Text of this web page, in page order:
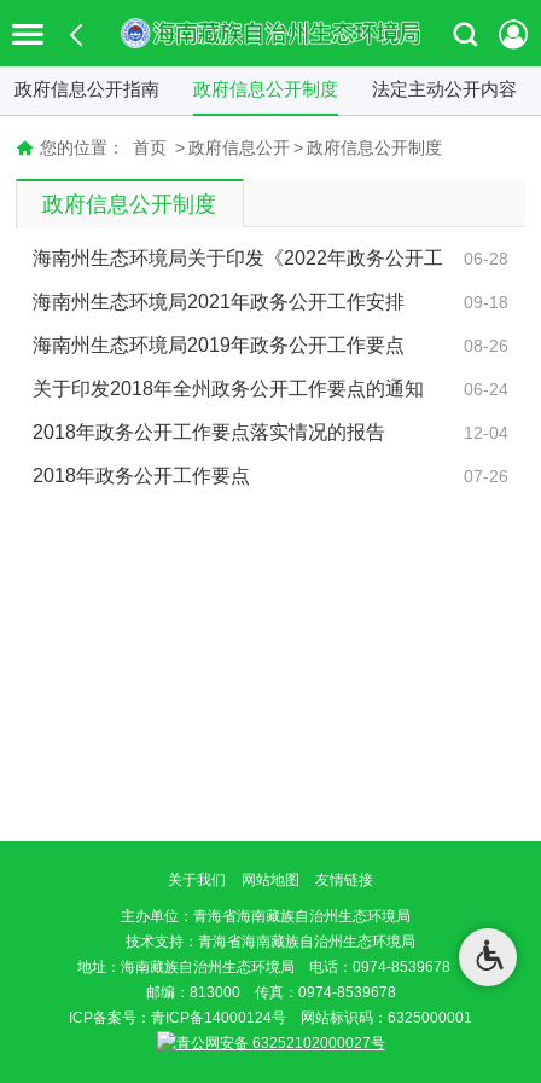
政府信息公开指南 政府信息公开制度 法定主动公开内容
您的位置： 首页 > 政府信息公开 > 政府信息公开制度
政府信息公开制度
06-28
海南州生态环境局关于印发《2022年政务公开工
作安排》的通知 09-18
海南州生态环境局2021年政务公开工作安排
08-26
海南州生态环境局2019年政务公开工作要点
06-24
关于印发2018年全州政务公开工作要点的通知
12-04
2018年政务公开工作要点落实情况的报告
07-26
2018年政务公开工作要点
关于我们 网站地图 友情链接
主办单位 ：青海省海南藏族自治州生态环境局
技术支持：青海省海南藏族自治州生态环境局
地址：海南藏族自治州生态环境局 电话：0974-8539678
邮编：813000 传真：0974-8539678
ICP备案号： 青ICP备14000124号 网站标识码：6325000001
青公网安备 63252102000027号